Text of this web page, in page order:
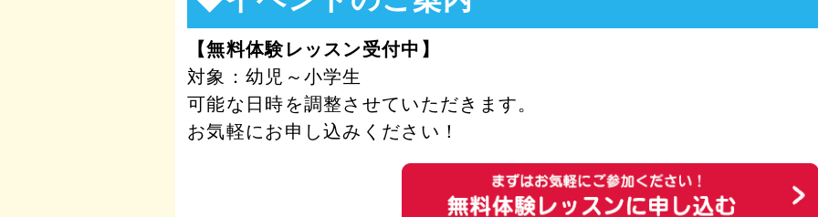
【無料体験レッスン受付中】
対象：幼児～小学生
可能な日時を調整させていただきます。
お気軽にお申し込みください！